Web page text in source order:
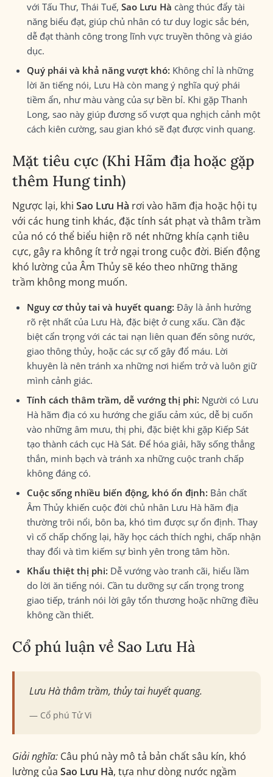
với Tấu Thư, Thái Tuế, Sao Lưu Hà càng thúc đẩy tài
năng biểu đạt, giúp chủ nhân có tư duy logic sắc bén,
dễ đạt thành công trong lĩnh vực truyền thông và giáo
dục.
Quý phái và khả năng vượt khó: Không chỉ là những
lời ăn tiếng nói, Lưu Hà còn mang ý nghĩa quý phái
tiềm ẩn, như màu vàng của sự bền bỉ. Khi gặp Thanh
Long, sao này giúp đương số vượt qua nghịch cảnh một
cách kiên cường, sau gian khó sẽ đạt được vinh quang.
Mặt tiêu cực (Khi Hãm địa hoặc gặp
thêm Hung tinh)
Ngược lại, khi Sao Lưu Hà rơi vào hãm địa hoặc hội tụ
với các hung tinh khác, đặc tính sát phạt và thâm trầm
của nó có thể biểu hiện rõ nét những khía cạnh tiêu
cực, gây ra không ít trở ngại trong cuộc đời. Biến động
khó lường của Âm Thủy sẽ kéo theo những thăng
trầm không mong muốn.
Nguy cơ thủy tai và huyết quang: Đây là ảnh hưởng
rõ rệt nhất của Lưu Hà, đặc biệt ở cung xấu. Cần đặc
biệt cẩn trọng với các tai nạn liên quan đến sông nước,
giao thông thủy, hoặc các sự cố gây đổ máu. Lời
khuyên là nên tránh xa những nơi hiểm trở và luôn giữ
mình cảnh giác.
Tính cách thâm trầm, dễ vướng thị phi: Người có Lưu
Hà hãm địa có xu hướng che giấu cảm xúc, dễ bị cuốn
vào những âm mưu, thị phi, đặc biệt khi gặp Kiếp Sát
tạo thành cách cục Hà Sát. Để hóa giải, hãy sống thẳng
thắn, minh bạch và tránh xa những cuộc tranh chấp
không đáng có.
Cuộc sống nhiều biến động, khó ổn định: Bản chất
Âm Thủy khiến cuộc đời chủ nhân Lưu Hà hãm địa
thường trôi nổi, bôn ba, khó tìm được sự ổn định. Thay
vì cố chấp chống lại, hãy học cách thích nghi, chấp nhận
thay đổi và tìm kiếm sự bình yên trong tâm hồn.
Khẩu thiệt thị phi: Dễ vướng vào tranh cãi, hiểu lầm
do lời ăn tiếng nói. Cần tu dưỡng sự cẩn trọng trong
giao tiếp, tránh nói lời gây tổn thương hoặc những điều
không cần thiết.
Cổ phú luận về Sao Lưu Hà
Lưu Hà thâm trầm, thủy tai huyết quang.
Cổ phú Tử Vi
Giải nghĩa: Câu phú này mô tả bản chất sâu kín, khó
lường của Sao Lưu Hà, tựa như dòng nước ngầm